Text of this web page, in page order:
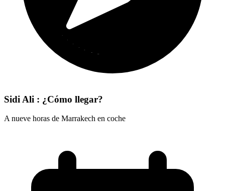
Sidi Ali : ¿Cómo llegar?
A nueve horas de Marrakech en coche